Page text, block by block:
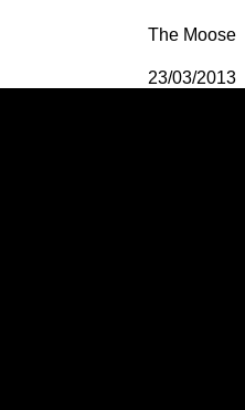
The Moose
23/03/2013